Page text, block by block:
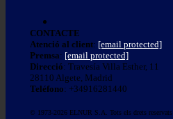
CONTACTE
Atenció al client: [email protected]
Premsa: [email protected]
Direcció: Travesía Villa Esther, 11
28110 Algete, Madrid
Teléfono: +34916281440
© 1973-2026 ELNUR S.A. Tots els drets reservats